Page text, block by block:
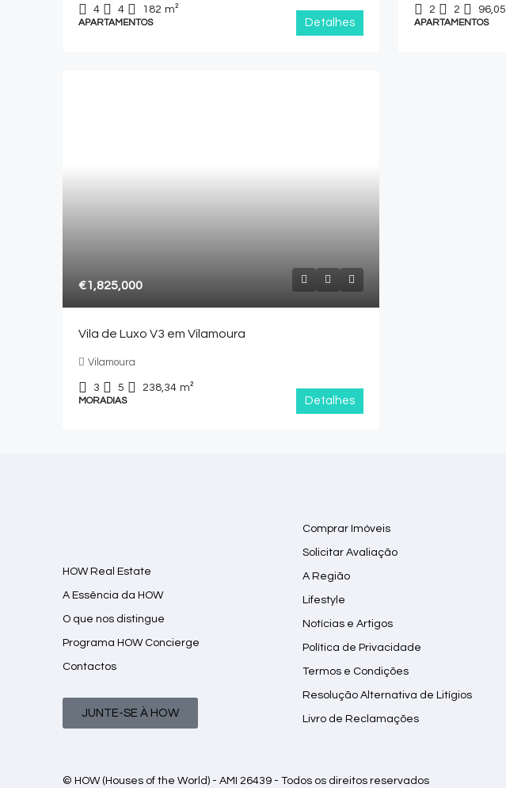
4 4 182 m²
APARTAMENTOS Detalhes
2 2 96,05
APARTAMENTOS
€1,825,000
Vila de Luxo V3 em Vilamoura
Vilamoura
3 5 238,34 m²
MORADIAS Detalhes
HOW Real Estate
A Essência da HOW
O que nos distingue
Programa HOW Concierge
Contactos
JUNTE-SE À HOW
Comprar Imóveis
Solicitar Avaliação
A Região
Lifestyle
Notícias e Artigos
Política de Privacidade
Termos e Condições
Resolução Alternativa de Litígios
Livro de Reclamações
© HOW (Houses of the World) - AMI 26439 - Todos os direitos reservados